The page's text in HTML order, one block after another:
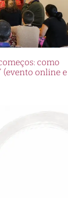
como
(evento online e